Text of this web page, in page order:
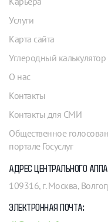
Услуги
Карта сайта
Углеродный калькулятор
О нас
Контакты
Контакты для СМИ
Общественное
портале Госуслуг
АДРЕС ЦЕНТРАЛЬНОГО
109316, г. Москва,
ЭЛЕКТРОННАЯ ПОЧТА: